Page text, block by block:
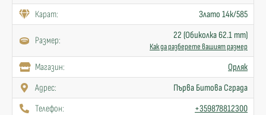
Карат:
Злато 14к/585
Размер: 22 (Обиколка 62.1 mm)
Как да разберете вашият размер
Mагазин:
Орляк
Адрес:
Първа Битова Сграда
Телефон:
+359878812300